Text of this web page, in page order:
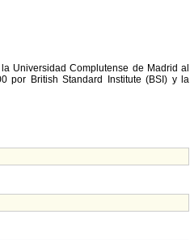
Universidad Complutense de Madrid al
por British Standard Institute (BSI) y la